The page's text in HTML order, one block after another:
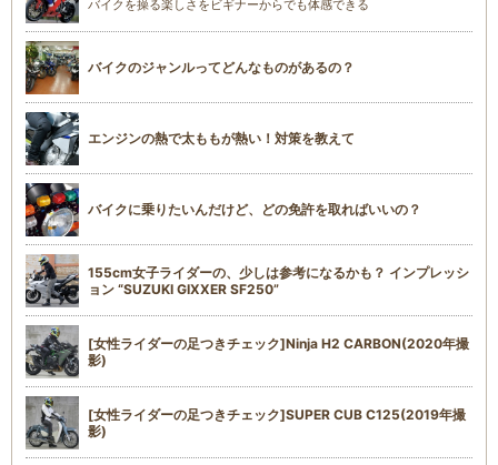
バイクを操る楽しさをビギナーからでも体感できる
バイクのジャンルってどんなものがあるの？
エンジンの熱で太ももが熱い！対策を教えて
バイクに乗りたいんだけど、どの免許を取ればいいの？
155cm女子ライダーの、少しは参考になるかも？ インプレッシ
ョン “SUZUKI GIXXER SF250”
[女性ライダーの足つきチェック]Ninja H2 CARBON(2020年撮
影)
[女性ライダーの足つきチェック]SUPER CUB C125(2019年撮
影)